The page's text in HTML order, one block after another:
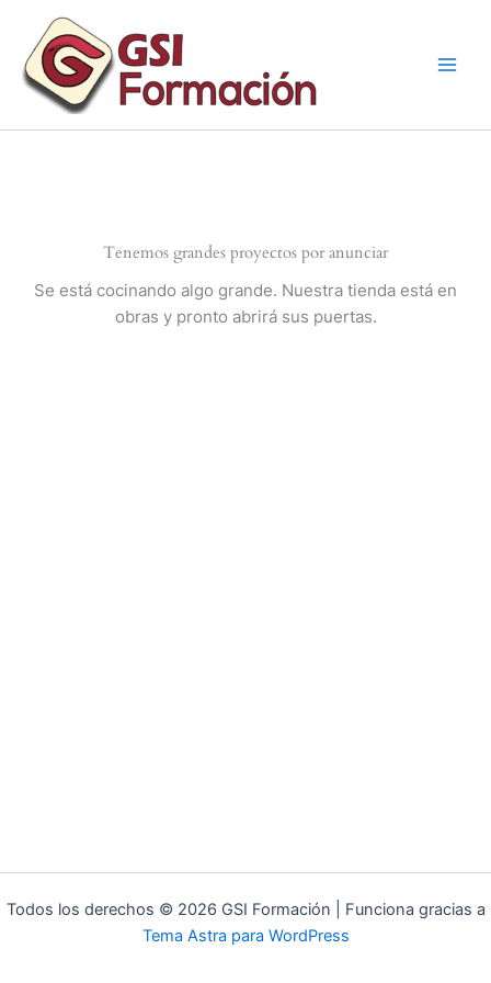
contenido
Tenemos grandes proyectos por anunciar
Se está cocinando algo grande. Nuestra tienda está en
obras y pronto abrirá sus puertas.
Todos los derechos © 2026 GSI Formación | Funciona gracias a
Tema Astra para WordPress